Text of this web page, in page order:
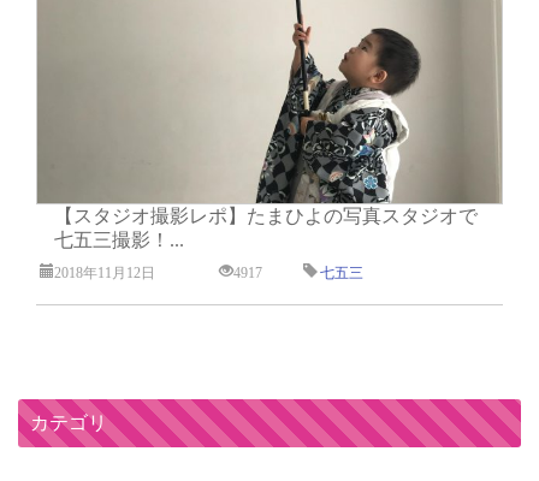
【スタジオ撮影レポ】たまひよの写真スタジオで
七五三撮影！...
2018年11月12日 4917 七五三
カテゴリ